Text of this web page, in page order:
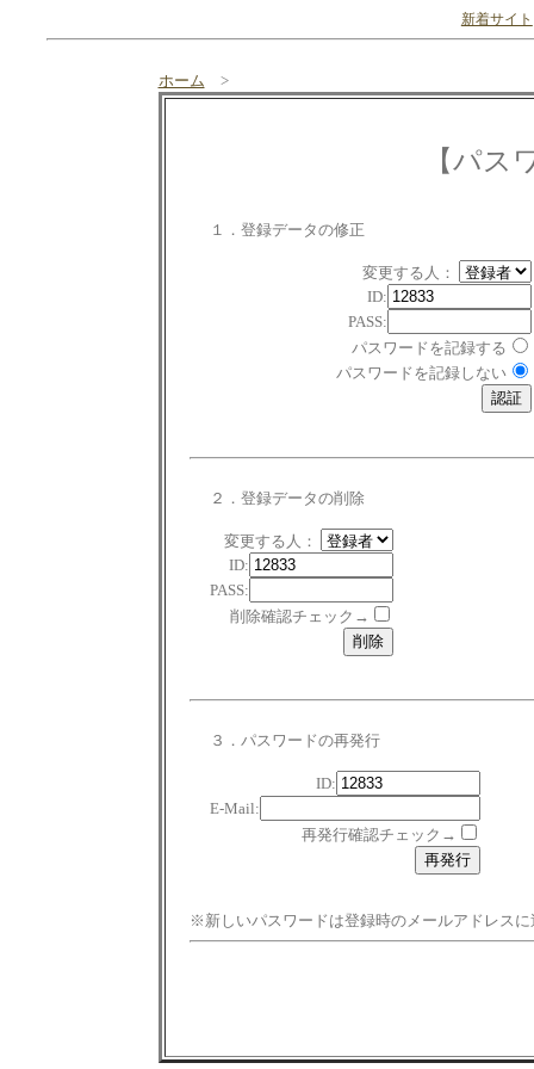
新着サイト
ホーム >
【パス
１．登録データの修正
変更する人：
ID:
PASS:
パスワードを記録する
パスワードを記録しない
２．登録データの削除
変更する人：
ID:
PASS:
削除確認チェック→
３．パスワードの再発行
ID:
E-Mail:
再発行確認チェック→
※新しいパスワードは登録時のメールアドレスに